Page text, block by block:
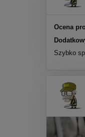
Ocena
Szybko